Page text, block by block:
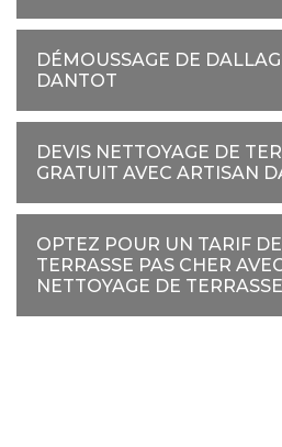
DÉMOUSSAGE DE
DANTOT
DEVIS NETTOYAGE DE
GRATUIT AVEC ARTISAN
OPTEZ POUR UN TARIF
TERRASSE PAS CHER
NETTOYAGE DE